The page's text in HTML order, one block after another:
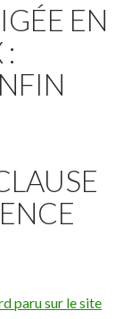
EN
paru sur le site